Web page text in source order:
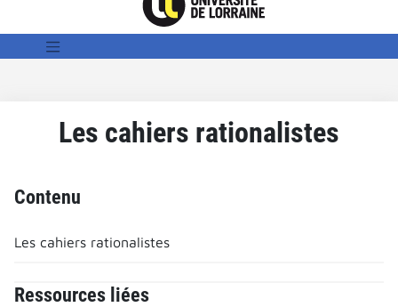
Les cahiers rationalistes
Contenu
Les cahiers rationalistes
Ressources liées